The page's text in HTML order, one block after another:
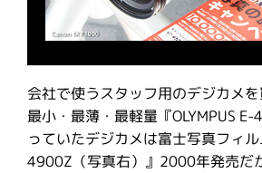
会社で使うスタッフ用のデジカメ
最小・最薄・最軽量『OLYMPUS
っていたデジカメは富士写真フィ
4900Z（写真右）』2000年発売だ